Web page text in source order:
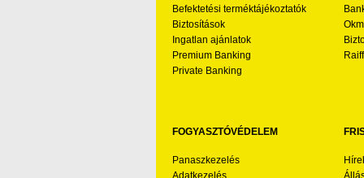
Befektetési terméktájékoztatók
Biztosítások
Ingatlan ajánlatok
Premium Banking
Private Banking
FOGYASZTÓVÉDELEM
Panaszkezelés
Adatkezelés